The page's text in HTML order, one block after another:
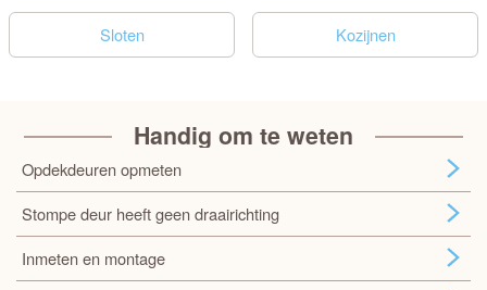
Sloten Kozijnen
Handig om te weten
Opdekdeuren opmeten
Stompe deur heeft geen draairichting
Inmeten en montage